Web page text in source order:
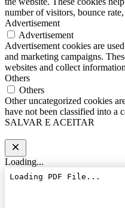
number of visitors, bounce
Advertisement
Advertisement
Advertisement cookies are
and marketing campaigns.
websites and collect
Others
Others
Other uncategorized cookies
have not been classified into a
SALVAR E ACEITAR
Loading...